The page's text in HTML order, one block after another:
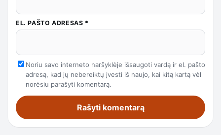
EL. PAŠTO ADRESAS *
Noriu savo interneto naršyklėje išsaugoti vardą ir el. pašto
adresą, kad jų nebereiktų įvesti iš naujo, kai kitą kartą vėl
norėsiu parašyti komentarą.